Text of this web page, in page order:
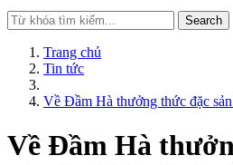
Search
Trang chủ
Tin tức
Về Đầm Hà thưởng thức đặc
Về Đầm Hà